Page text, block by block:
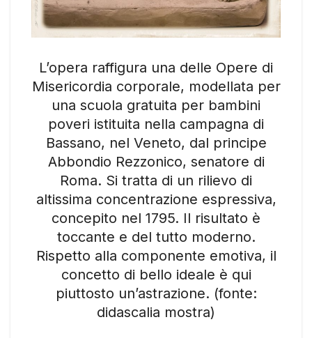
L’opera raffigura una delle Opere di
Misericordia corporale, modellata per
una scuola gratuita per bambini
poveri istituita nella campagna di
Bassano, nel Veneto, dal principe
Abbondio Rezzonico, senatore di
Roma. Si tratta di un rilievo di
altissima concentrazione espressiva,
concepito nel 1795. Il risultato è
toccante e del tutto moderno.
Rispetto alla componente emotiva, il
concetto di bello ideale è qui
piuttosto un’astrazione. (fonte:
didascalia mostra)